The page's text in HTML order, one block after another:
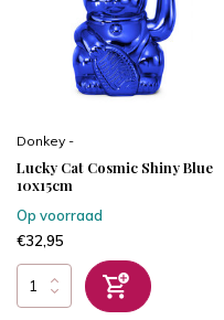
Donkey -
Lucky Cat Cosmic Shiny Blue
10x15cm
Op voorraad
€32,95